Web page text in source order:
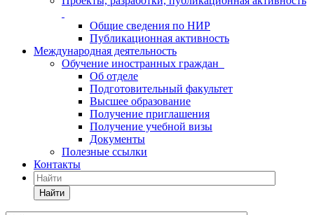
Общие сведения по НИР
Публикационная активность
Международная деятельность
Обучение иностранных граждан
Об отделе
Подготовительный факультет
Высшее образование
Получение приглашения
Получение учебной визы
Документы
Полезные ссылки
Контакты
Найти